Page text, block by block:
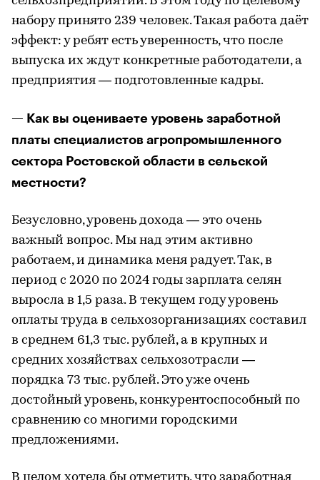
набору принято 239 человек. Такая работа даёт
эффект: у ребят есть уверенность, что после
выпуска их ждут конкретные работодатели, а
предприятия — подготовленные кадры.
— Как вы оцениваете уровень заработной
платы специалистов агропромышленного
сектора Ростовской области в сельской
местности?
Безусловно, уровень дохода — это очень
важный вопрос. Мы над этим активно
работаем, и динамика меня радует. Так, в
период с 2020 по 2024 годы зарплата селян
выросла в 1,5 раза. В текущем году уровень
оплаты труда в сельхозорганизациях составил
в среднем 61,3 тыс. рублей, а в крупных и
средних хозяйствах сельхозотрасли —
порядка 73 тыс. рублей. Это уже очень
достойный уровень, конкурентоспособный по
сравнению со многими городскими
предложениями.